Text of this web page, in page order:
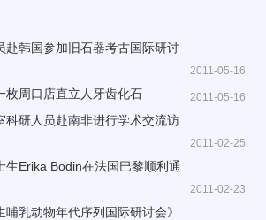
2011-05-16
赴韩国参加旧石器考古国际研讨
2011-05-16
枚周口店直立人牙齿化石
2011-02-25
科研人员赴南非进行学术交流访
2011-02-23
生Erika Bodin在法国巴黎顺利通
哺乳动物年代序列国际研讨会》